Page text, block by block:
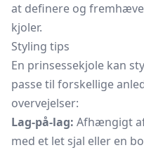
at definere og
kjoler.
Styling tips
En prinsessekjole kan
passe til forskellige
overvejelser:
Lag-på-lag: Afhængigt
med et let sjal eller en